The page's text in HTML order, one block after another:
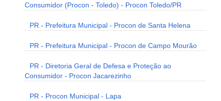
Consumidor (Procon - Toledo) - Procon Toledo/PR
PR - Prefeitura Municipal - Procon de Santa Helena
PR - Prefeitura Municipal - Procon de Campo Mourão
PR - Diretoria Geral de Defesa e Proteção ao
Consumidor - Procon Jacarezinho
PR - Procon Municipal - Lapa